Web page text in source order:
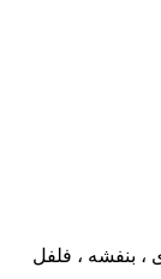
، بنفشه ، فلفل